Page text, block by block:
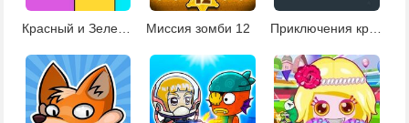
Красный и Зеленый в мире радуги Миссия зомби 12 Приключения красного и голубого